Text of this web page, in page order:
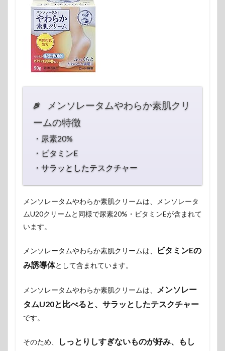
メンソレータムやわらか素肌クリ
ームの特徴
・尿素20%
・ビタミンE
・サラッとしたテスクチャー
メンソレータムやわらか素肌クリームは、メンソレータ
ムU20クリームと同様で尿素20%・ビタミンEが含まれて
います。
メンソレータムやわらか素肌クリームは、
ビタミンEの
み誘導体として含まれています。
メンソレータムやわらか素肌クリームは、
メンソレー
タムU20と比べると、サラッとしたテスクチャー
です。
そのため、
しっとりしすぎないものが好み、もし